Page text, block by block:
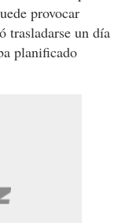
provocar
trasladarse un día
planificado